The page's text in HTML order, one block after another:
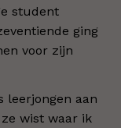
student
ging
voor zijn
leerjongen aan
ze wist waar ik